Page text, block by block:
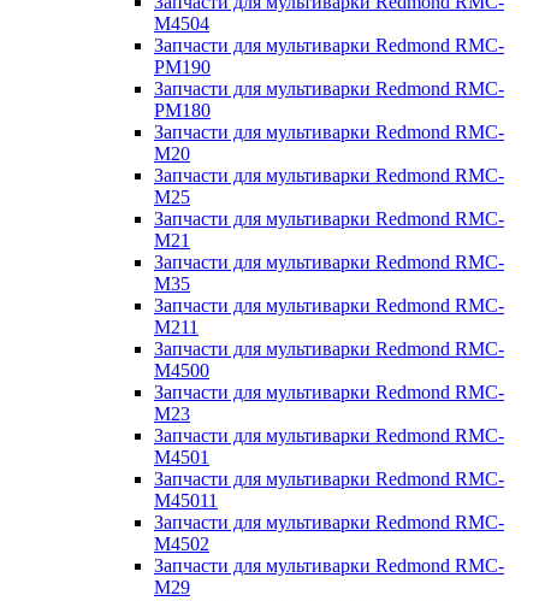
M4504
Запчасти для мультиварки Redmond RMC-
PM190
Запчасти для мультиварки Redmond RMC-
PM180
Запчасти для мультиварки Redmond RMC-
M20
Запчасти для мультиварки Redmond RMC-
M25
Запчасти для мультиварки Redmond RMC-
M21
Запчасти для мультиварки Redmond RMC-
M35
Запчасти для мультиварки Redmond RMC-
M211
Запчасти для мультиварки Redmond RMC-
M4500
Запчасти для мультиварки Redmond RMC-
M23
Запчасти для мультиварки Redmond RMC-
M4501
Запчасти для мультиварки Redmond RMC-
M45011
Запчасти для мультиварки Redmond RMC-
M4502
Запчасти для мультиварки Redmond RMC-
M29